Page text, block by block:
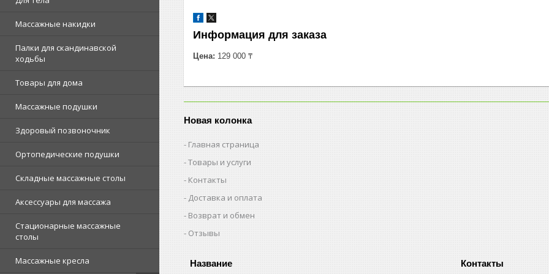
Массажные накидки
Палки для скандинавской
ходьбы
Товары для дома
Массажные подушки
Здоровый позвоночник
Ортопедические подушки
Складные массажные столы
Аксессуары для массажа
Стационарные массажные
столы
Массажные кресла
Информация для заказа
Цена: 129 000 ₸
Новая колонка
Главная страница
Товары и услуги
Контакты
Доставка и оплата
Возврат и обмен
Отзывы